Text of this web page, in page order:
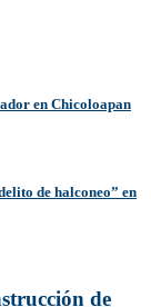
en Chicoloapan
de halconeo” en
de